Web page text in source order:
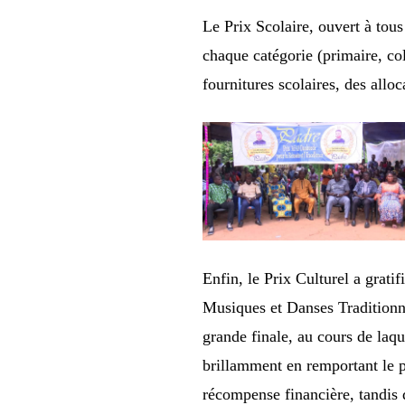
Le Prix Scolaire, ouvert à
chaque catégorie (primaire,
fournitures scolaires, des
Enfin, le Prix Culturel a
Musiques et Danses
grande finale, au cours de
brillamment en remportant le
récompense financière,